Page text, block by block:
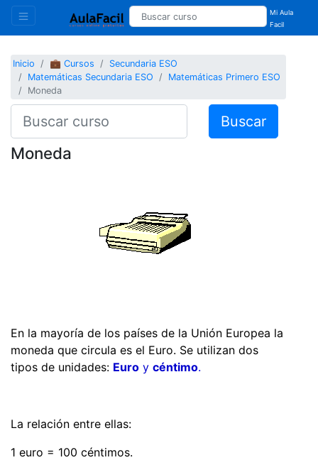
Mi Aula
Facil
Inicio 💼 Cursos
Secundaria ESO
Matemáticas Secundaria ESO
Matemáticas Primero ESO
Moneda
Buscar
Moneda
En la mayoría de los países de la Unión Europea la
moneda que circula es el Euro. Se utilizan dos
tipos de unidades: Euro y céntimo.
La relación entre ellas:
1 euro = 100 céntimos.